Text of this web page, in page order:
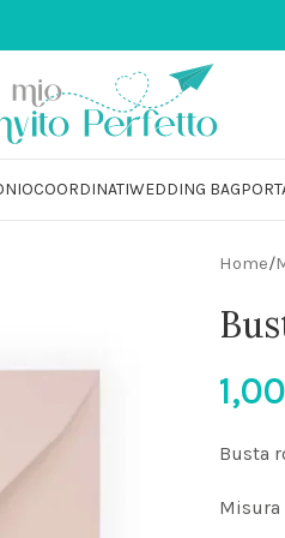
COORDINATIWEDDING BAG
Home/
1,00
Busta
Misura